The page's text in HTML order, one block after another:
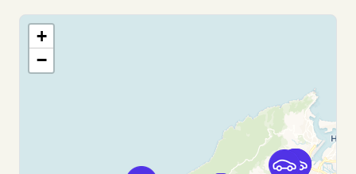
CARRETERA NACIONAL I, KM.470
OIARTZUN, 20180
Free2move Rent - BERRI MOTOR, S.L. -
4.0
km
CARRETERA NACIONAL I, KM.470
+
−